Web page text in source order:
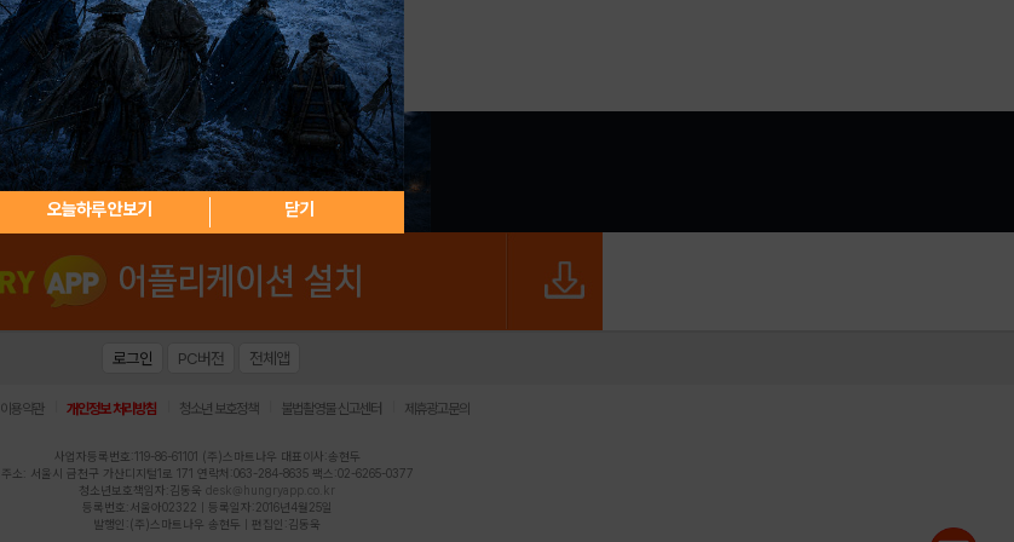
아이디 / 비밀번호 찾기 회원가입
오늘하루 안보기 닫기
로그인 PC버전 전체앱
이용약관 개인정보 처리방침 청소년 보호정책 불법촬영물 신고센터 제휴광고문의
사업자등록번호:119-86-61101 (주)스마트나우 대표이사:송현두
주소: 서울시 금천구 가산디지털1로 171 연락처:063-284-8635 팩스:02-6265-0377
청소년보호책임자:김동욱 desk@hungryapp.co.kr
등록번호:서울아02322 | 등록일자:2016년4월25일
발행인:(주)스마트나우 송현두 | 편집인:김동욱